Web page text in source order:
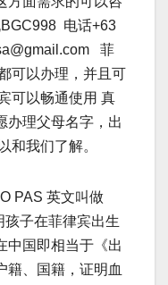
电话+63
菲
可以办理，并且可
可以畅通使用 真
办理父母名字，出
和我们了解。
PAS 英文叫做
孩子在菲律宾出生
中国即相当于《出
籍、国籍，证明血